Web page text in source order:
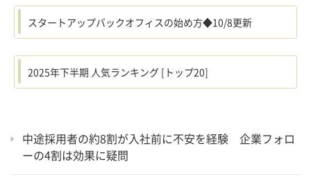
中途採用者の約8割が入社前に不安を経験 企業フォロ
ーの4割は効果に疑問
スタートアップバックオフィスの始め方◆10/8更新
2025年下半期 人気ランキング [トップ20]